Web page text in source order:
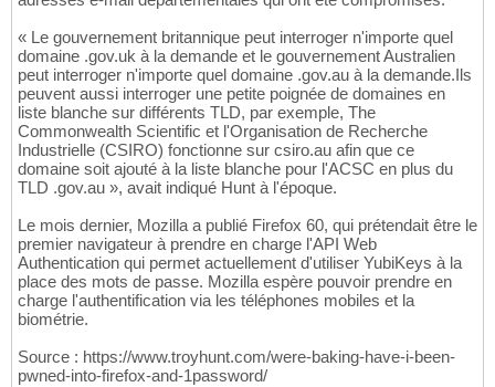
« Le gouvernement britannique peut interroger n'importe quel
domaine .gov.uk à la demande et le gouvernement Australien
peut interroger n'importe quel domaine .gov.au à la demande.Ils
peuvent aussi interroger une petite poignée de domaines en
liste blanche sur différents TLD, par exemple, The
Commonwealth Scientific et l'Organisation de Recherche
Industrielle (CSIRO) fonctionne sur csiro.au afin que ce
domaine soit ajouté à la liste blanche pour l'ACSC en plus du
TLD .gov.au », avait indiqué Hunt à l'époque.
Le mois dernier, Mozilla a publié Firefox 60, qui prétendait être le
premier navigateur à prendre en charge l'API Web
Authentication qui permet actuellement d'utiliser YubiKeys à la
place des mots de passe. Mozilla espère pouvoir prendre en
charge l'authentification via les téléphones mobiles et la
biométrie.
Source : https://www.troyhunt.com/were-baking-have-i-been-
pwned-into-firefox-and-1password/